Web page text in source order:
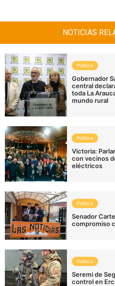
NOTICIAS
Política
Gobernador
central
toda La
mundo rural
Política
Victoria:
con vecinos
eléctricos
Política
Senador
compromiso
Política
Seremi de
control en